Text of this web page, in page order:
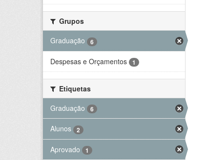
Grupos
Graduação
6
Despesas e Orçamentos 1
Etiquetas
Graduação
6
Alunos 2
Aprovado 1